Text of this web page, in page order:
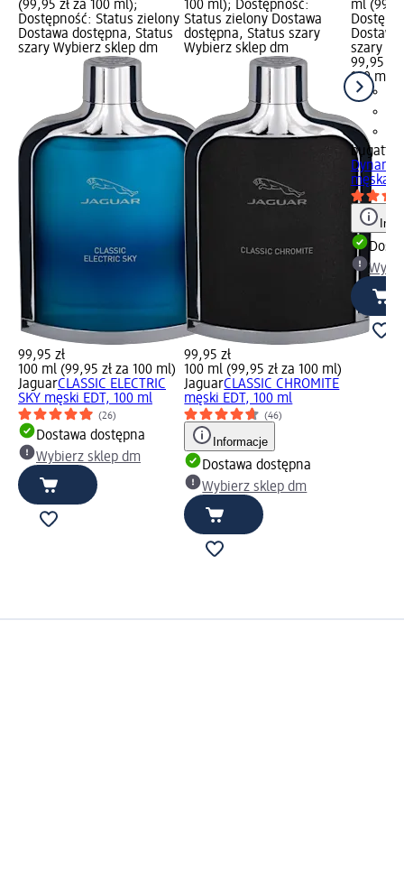
(99,95 zł za 100 ml);
Dostępność: Status zielony
Dostawa dostępna, Status
szary Wybierz sklep dm
99,95 zł
100 ml (99,95 zł za 100 ml)
JaguarCLASSIC ELECTRIC
SKY męski EDT, 100 ml
(26)
Dostawa dostępna
Wybierz sklep dm
100 ml); Dostępność:
Status zielony Dostawa
dostępna, Status szary
Wybierz sklep dm
99,95 zł
100 ml (99,95 zł za 100 ml)
JaguarCLASSIC CHROMITE
męski EDT, 100 ml
(46)
Informacje
Dostawa dostępna
Wybierz sklep dm
ml
szary
99,95 zł
100 ml
bugatti
męska,